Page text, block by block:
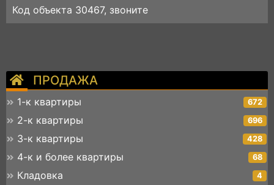
ПРОДАЖА
1-к квартиры 672
2-к квартиры 696
3-к квартиры 428
4-к и более квартиры 68
Кладовка 4
Код объекта 30467, звоните